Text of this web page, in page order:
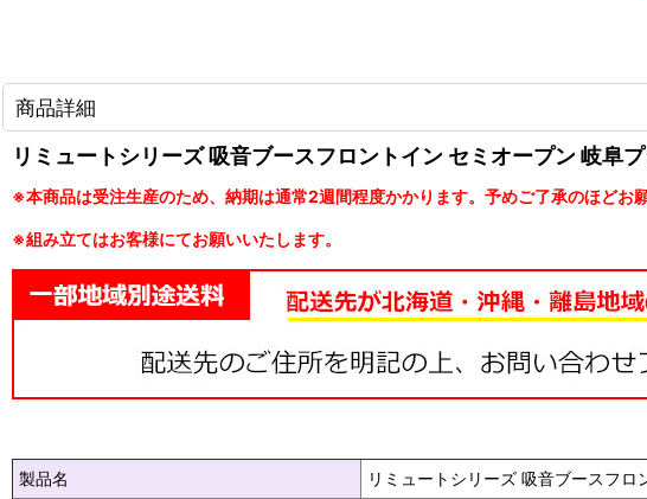
商品詳細
リミュートシリーズ 吸音ブースフロントイン セミオープン 岐阜
※本商品は受注生産のため、納期は通常2週間程度かかります。予めご了承のほどお
※組み立てはお客様にてお願いいたします。
製品名
リミュートシリーズ 吸音ブースフロ